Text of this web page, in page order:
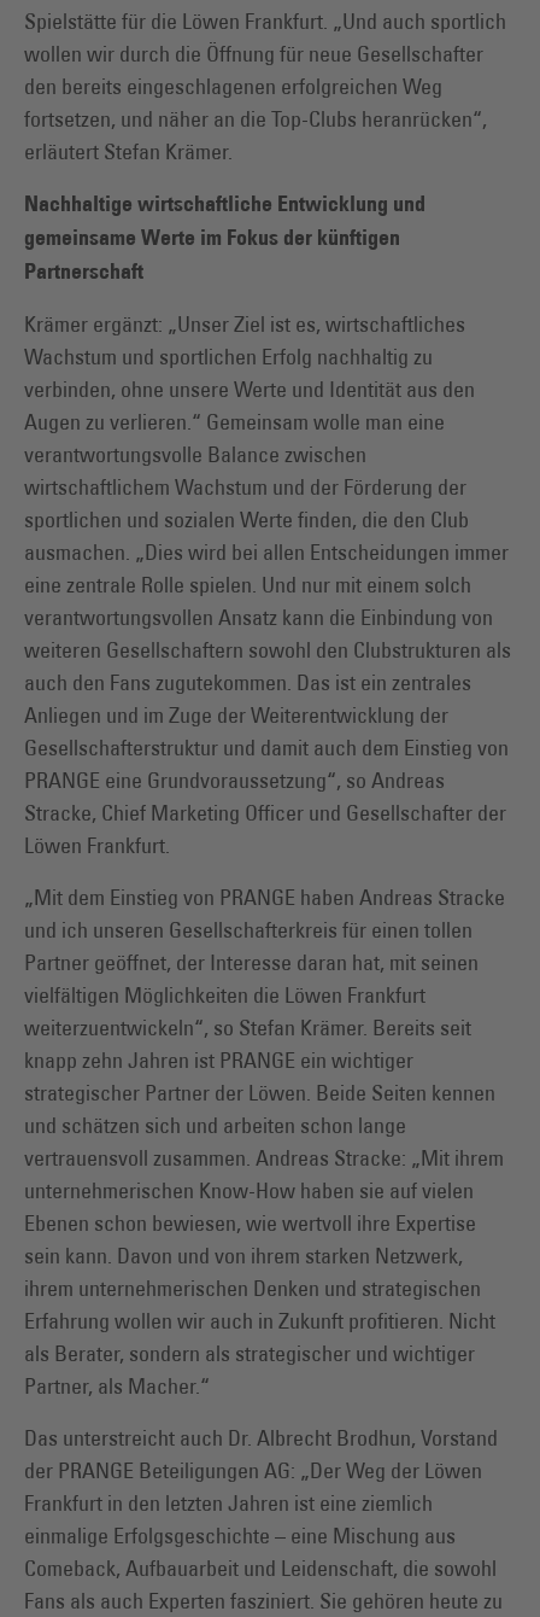
Spielstätte für die Löwen Frankfurt. „Und auch sportlich
wollen wir durch die Öffnung für neue Gesellschafter
den bereits eingeschlagenen erfolgreichen Weg
fortsetzen, und näher an die Top-Clubs heranrücken“,
erläutert Stefan Krämer.
Nachhaltige wirtschaftliche Entwicklung und
gemeinsame Werte im Fokus der künftigen
Partnerschaft
Krämer ergänzt: „Unser Ziel ist es, wirtschaftliches
Wachstum und sportlichen Erfolg nachhaltig zu
verbinden, ohne unsere Werte und Identität aus den
Augen zu verlieren.“ Gemeinsam wolle man eine
verantwortungsvolle Balance zwischen
wirtschaftlichem Wachstum und der Förderung der
sportlichen und sozialen Werte finden, die den Club
ausmachen. „Dies wird bei allen Entscheidungen immer
eine zentrale Rolle spielen. Und nur mit einem solch
verantwortungsvollen Ansatz kann die Einbindung von
weiteren Gesellschaftern sowohl den Clubstrukturen als
auch den Fans zugutekommen. Das ist ein zentrales
Anliegen und im Zuge der Weiterentwicklung der
Gesellschafterstruktur und damit auch dem Einstieg von
PRANGE eine Grundvoraussetzung“, so Andreas
Stracke, Chief Marketing Officer und Gesellschafter der
Löwen Frankfurt.
„Mit dem Einstieg von PRANGE haben Andreas Stracke
und ich unseren Gesellschafterkreis für einen tollen
Partner geöffnet, der Interesse daran hat, mit seinen
vielfältigen Möglichkeiten die Löwen Frankfurt
weiterzuentwickeln“, so Stefan Krämer. Bereits seit
knapp zehn Jahren ist PRANGE ein wichtiger
strategischer Partner der Löwen. Beide Seiten kennen
und schätzen sich und arbeiten schon lange
vertrauensvoll zusammen. Andreas Stracke: „Mit ihrem
unternehmerischen Know-How haben sie auf vielen
Ebenen schon bewiesen, wie wertvoll ihre Expertise
sein kann. Davon und von ihrem starken Netzwerk,
ihrem unternehmerischen Denken und strategischen
Erfahrung wollen wir auch in Zukunft profitieren. Nicht
als Berater, sondern als strategischer und wichtiger
Partner, als Macher.“
Das unterstreicht auch Dr. Albrecht Brodhun, Vorstand
der PRANGE Beteiligungen AG: „Der Weg der Löwen
Frankfurt in den letzten Jahren ist eine ziemlich
einmalige Erfolgsgeschichte – eine Mischung aus
Comeback, Aufbauarbeit und Leidenschaft, die sowohl
Fans als auch Experten fasziniert. Sie gehören heute zu